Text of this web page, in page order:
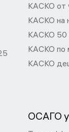
КАСКО от
КАСКО на
КАСКО 50
КАСКО по
КАСКО
ОСАГО